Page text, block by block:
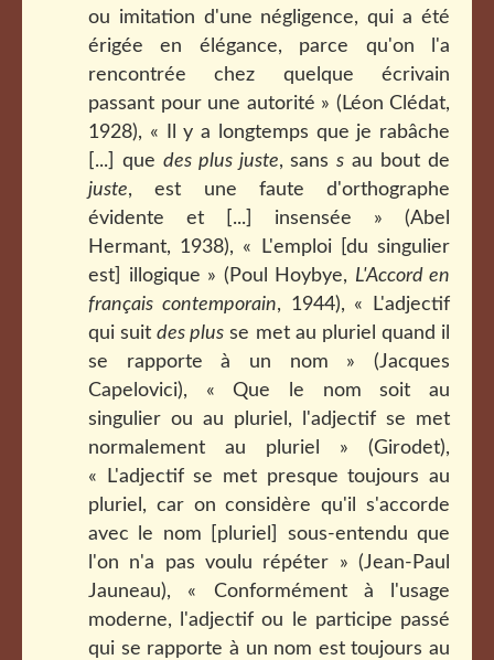
ou imitation d'une négligence, qui a été
érigée en élégance, parce qu'on l'a
rencontrée chez quelque écrivain
passant pour une autorité » (Léon Clédat,
1928), « Il y a longtemps que je rabâche
[...] que des plus juste, sanss au bout de
juste, est une faute d'orthographe
évidente et [...] insensée » (Abel
Hermant, 1938), « L'emploi [du singulier
est] illogique » (Poul Hoybye, L'Accord en
français contemporain, 1944), « L'adjectif
qui suitdes plus se met au pluriel quand il
se rapporte à un nom » (Jacques
Capelovici), « Que le nom soit au
singulier ou au pluriel, l'adjectif se met
normalement au pluriel » (Girodet),
« L'adjectif se met presque toujours au
pluriel, car on considère qu'il s'accorde
avec le nom [pluriel] sous-entendu que
l'on n'a pas voulu répéter » (Jean-Paul
Jauneau), « Conformément à l'usage
moderne, l'adjectif ou le participe passé
qui se rapporte à un nom est toujours au